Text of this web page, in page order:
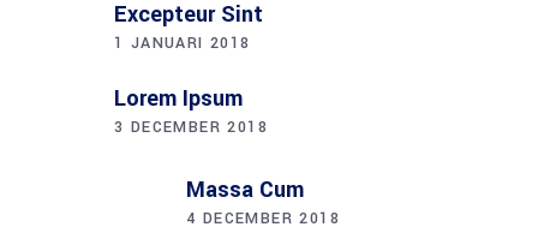
Excepteur Sint
1 JANUARI 2018
Lorem Ipsum
3 DECEMBER 2018
Massa Cum
4 DECEMBER 2018